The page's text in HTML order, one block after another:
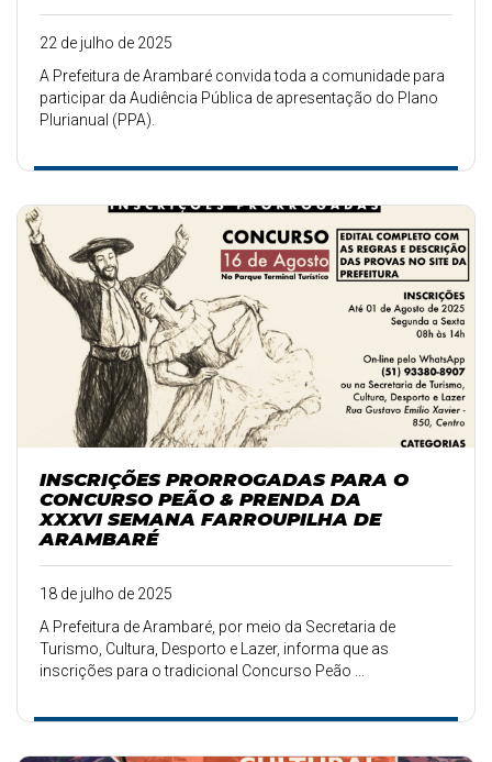
22 de julho de 2025
A Prefeitura de Arambaré convida toda a comunidade para
participar da Audiência Pública de apresentação do Plano
Plurianual (PPA).
INSCRIÇÕES PRORROGADAS PARA O
CONCURSO PEÃO & PRENDA DA
XXXVI SEMANA FARROUPILHA DE
ARAMBARÉ
18 de julho de 2025
A Prefeitura de Arambaré, por meio da Secretaria de
Turismo, Cultura, Desporto e Lazer, informa que as
inscrições para o tradicional Concurso Peão ...